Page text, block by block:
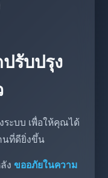
รับปรุง
ระบบ เพื่อให้คุณได้
นที่ดียิ่งขึ้น
ง ขออภัยในความ